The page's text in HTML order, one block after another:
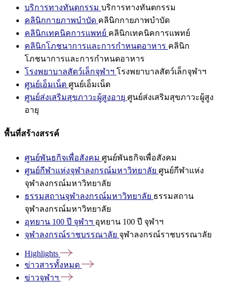
บริการทางทันตกรรม บริการทางทันตกรรม
คลินิกกายภาพบำบัด คลินิกกายภาพบำบัด
คลินิกเทคนิคการแพทย์ คลินิกเทคนิคการแพทย์
คลินิกโภชนาการและการกำหนดอาหาร คลินิก
โภชนาการและการกำหนดอาหาร
โรงพยาบาลสัตว์เล็กจุฬาฯ โรงพยาบาลสัตว์เล็กจุฬาฯ
ศูนย์เอ็มเน็ต ศูนย์เอ็มเน็ต
ศูนย์ส่งเสริมสุขภาวะผู้สูงอายุ ศูนย์ส่งเสริมสุขภาวะผู้สูง
อายุ
พื้นที่สร้างสรรค์
ศูนย์พันธกิจเพื่อสังคม ศูนย์พันธกิจเพื่อสังคม
ศูนย์กีฬาแห่งจุฬาลงกรณ์มหาวิทยาลัย ศูนย์กีฬาแห่ง
จุฬาลงกรณ์มหาวิทยาลัย
ธรรมสถานจุฬาลงกรณ์มหาวิทยาลัย ธรรมสถาน
จุฬาลงกรณ์มหาวิทยาลัย
อุทยาน 100 ปี จุฬาฯ อุทยาน 100 ปี จุฬาฯ
จุฬาลงกรณ์ราชบรรณาลัย จุฬาลงกรณ์ราชบรรณาลัย
Highlights
ข่าวสารทั้งหมด
ข่าวจุฬาฯ